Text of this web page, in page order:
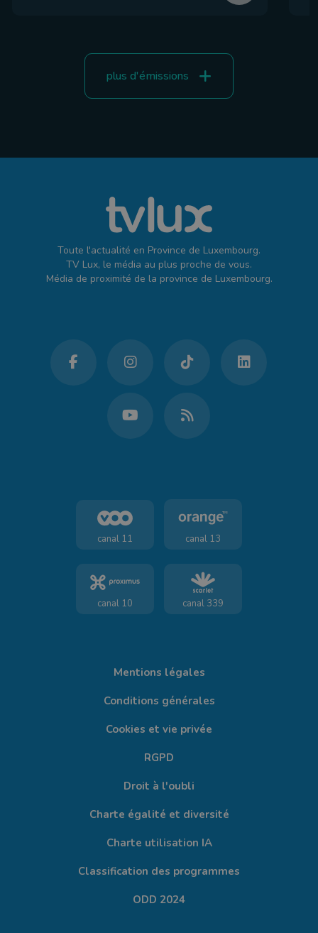
plus d'émissions
Toute l'actualité en Province de Luxembourg.
TV Lux, le média au plus proche de vous.
Média de proximité de la province de Luxembourg.
canal 11 canal 13
canal 10 canal 339
Mentions légales
Conditions générales
Cookies et vie privée
RGPD
Droit à l'oubli
Charte égalité et diversité
Charte utilisation IA
Classification des programmes
ODD 2024